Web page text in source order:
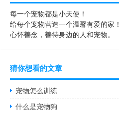
每一个宠物都是小天使！
给每个宠物营造一个温馨有爱的家！
心怀善念，善待身边的人和宠物。
猜你想看的文章
宠物怎么训练
什么是宠物狗